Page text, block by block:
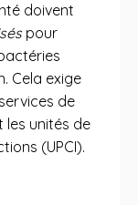
doivent
pour
Cela exige
de
les unités de
(UPCI).